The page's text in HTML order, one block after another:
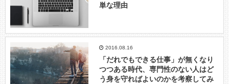
単な理由
2016.08.16
「だれでもできる仕事」が無くなり
つつある時代、専門性のない人はど
う身を守ればよいのかを考察してみ